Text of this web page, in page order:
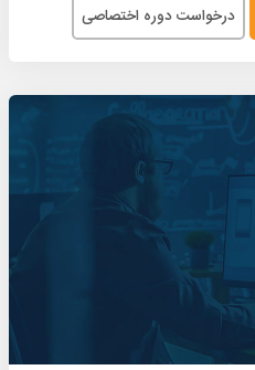
درخواست دوره اختصاصی